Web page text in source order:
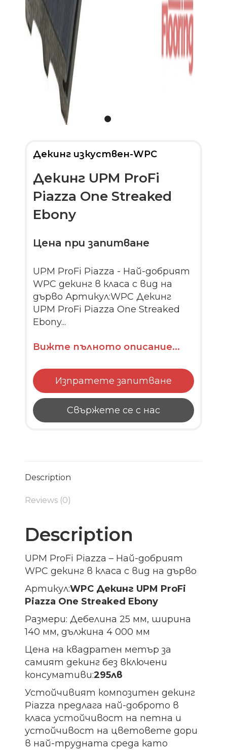
Декинг изкуствен-WPC
Декинг UPM ProFi
Piazza One Streaked
Ebony
Цена при запитване
UPM ProFi Piazza - Най-добрият
WPC декинг в класа с вид на
дърво Артикул:WPC Декинг
UPM ProFi Piazza One Streaked
Ebony...
Вижте пълното описание...
Изпратете запитване
Свържете се с нас
Description
Reviews (0)
Description
UPM ProFi Piazza – Най-добрият
WPC декинг в класа с вид на дърво
Артикул:WPC Декинг UPM ProFi
Piazza One Streaked Ebony
Размери: Дебелина 25 мм, ширина
140 мм, дължина 4 000 мм
Цена на квадратен метър за
самият декинг без включени
консумативи:295лв
Устойчивият композитен декинг
Piazza предлага най-доброто в
класа устойчивост на петна и
устойчивост на цветовете дори
в най-трудната среда като